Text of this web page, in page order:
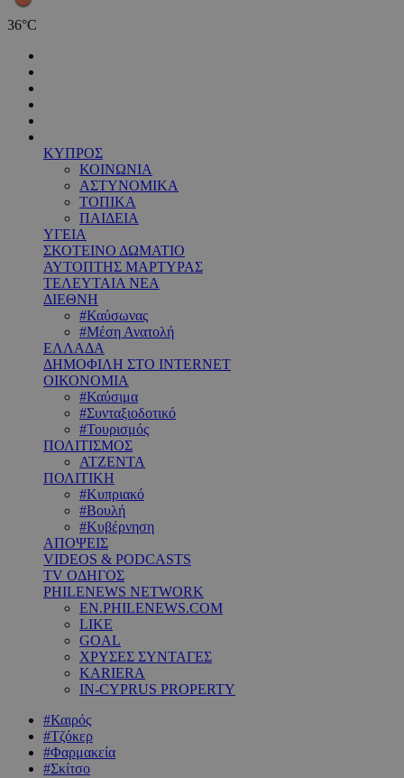
36°C
ΚΥΠΡΟΣ
ΚΟΙΝΩΝΙΑ
ΑΣΤΥΝΟΜΙΚΑ
ΤΟΠΙΚΑ
ΠΑΙΔΕΙΑ
ΥΓΕΙΑ
ΣΚΟΤΕΙΝΟ ΔΩΜΑΤΙΟ
ΑΥΤΟΠΤΗΣ ΜΑΡΤΥΡΑΣ
ΤΕΛΕΥΤΑΙΑ ΝΕΑ
ΔΙΕΘΝΗ
#Καύσωνας
#Μέση Ανατολή
ΕΛΛΑΔΑ
ΔΗΜΟΦΙΛΗ ΣΤΟ INTERNET
ΟΙΚΟΝΟΜΙΑ
#Καύσιμα
#Συνταξιοδοτικό
#Τουρισμός
ΠΟΛΙΤΙΣΜΟΣ
ΑΤΖΕΝΤΑ
ΠΟΛΙΤΙΚΗ
#Κυπριακό
#Βουλή
#Κυβέρνηση
ΑΠΟΨΕΙΣ
VIDEOS & PODCASTS
TV ΟΔΗΓΟΣ
PHILENEWS NETWORK
EN.PHILENEWS.COM
LIKE
GOAL
ΧΡΥΣΕΣ ΣΥΝΤΑΓΕΣ
KARIERA
IN-CYPRUS PROPERTY
#Καιρός
#Τζόκερ
#Φαρμακεία
#Σκίτσο